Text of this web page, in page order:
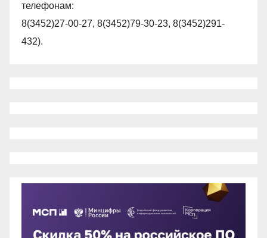
телефонам:
8(3452)27-00-27, 8(3452)79-30-23, 8(3452)291-
432).